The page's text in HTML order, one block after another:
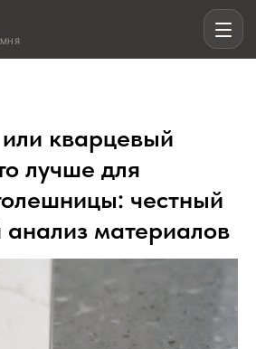
Рассчитать в MAX
в Telegram
кварцевый
лучше для
честный
анализ материалов